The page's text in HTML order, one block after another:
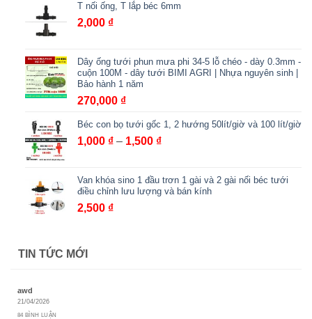
từ
T nối ống, T lắp béc 6mm
2,000 ₫
Dây ống tưới phun mưa phi 34-5 lỗ chéo - dày 0.3mm -
cuộn 100M - dây tưới BIMI AGRI | Nhựa nguyên sinh |
Bảo hành 1 năm
270,000 ₫
Béc con bọ tưới gốc 1, 2 hướng 50lít/giờ và 100 lít/giờ
1,000 ₫ – 1,500 ₫Khoảng
1,000 ₫
đến
Van khóa sino 1 đầu trơn 1 gài và 2 gài nối béc tưới
điều chỉnh lưu lượng và bán kính
2,500 ₫
TIN TỨC MỚI
awd
21/04/2026
84 BÌNH LUẬN